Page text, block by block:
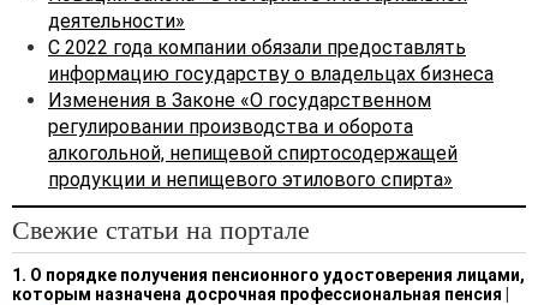
деятельности»
С 2022 года компании обязали предоставлять
информацию государству о владельцах бизнеса
Изменения в Законе «О государственном
регулировании производства и оборота
алкогольной, непищевой спиртосодержащей
продукции и непищевого этилового спирта»
Свежие статьи на портале
1. О порядке получения пенсионного удостоверения лицами,
которым назначена досрочная профессиональная пенсия